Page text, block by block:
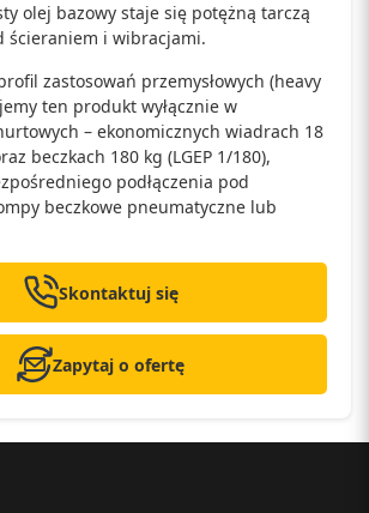
olej bazowy staje się potężną tarczą
ścieraniem i wibracjami.
zastosowań przemysłowych (heavy
ten produkt wyłącznie w
– ekonomicznych wiadrach 18
beczkach 180 kg (LGEP 1/180),
podłączenia pod
beczkowe pneumatyczne lub
Skontaktuj się
Zapytaj o ofertę